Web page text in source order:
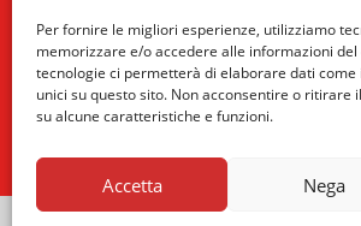
Per fornire le migliori esperienze, utilizziamo
memorizzare e/o accedere alle informazioni
tecnologie ci permetterà di elaborare dati
unici su questo sito. Non acconsentire o ritirare
su alcune caratteristiche e funzioni.
Accetta Nega